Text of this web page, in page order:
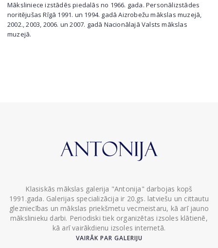
Māksliniece izstādēs piedalās no 1966. gada. Personālizstādes
noritējušas Rīgā 1991. un 1994. gadā Aizrobežu mākslas muzejā,
2002., 2003, 2006. un 2007. gadā Nacionālajā Valsts mākslas
muzejā.
Klasiskās mākslas galerija "Antonija" darbojas kopš
1991.gada. Galerijas specializācija ir 20.gs. latviešu un cittautu
glezniecības un mākslas priekšmetu vecmeistaru, kā arī jauno
mākslinieku darbi. Periodiski tiek organizētas izsoles klātienē,
kā arī vairākdienu izsoles internetā.
VAIRĀK PAR GALERIJU